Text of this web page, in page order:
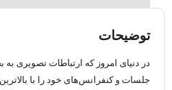
توضیحات
در دنیای امروز که ارتباطات تصویری
جلسات و کنفرانس‌های خود را با